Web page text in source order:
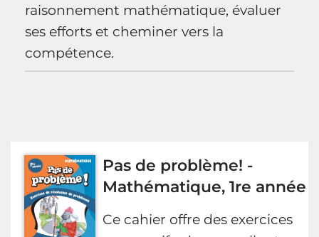
raisonnement mathématique, évaluer
ses efforts et cheminer vers la
compétence.
Pas de problème! -
Mathématique, 1re année
Ce cahier offre des exercices